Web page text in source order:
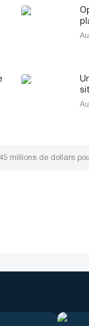
millions de dollars